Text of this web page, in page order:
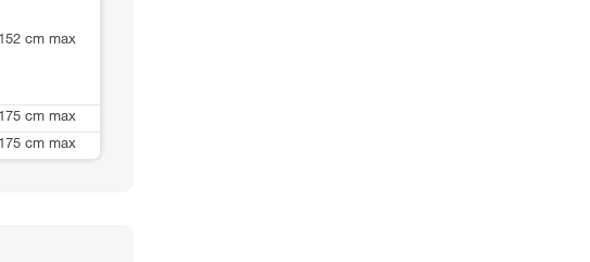
152 cm max
175 cm max
175 cm max